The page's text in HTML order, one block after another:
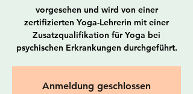
vorgesehen und wird von einer
zertifizierten Yoga-Lehrerin mit einer
Zusatzqualifikation für Yoga bei
psychischen Erkrankungen durchgeführt.
Anmeldung geschlossen